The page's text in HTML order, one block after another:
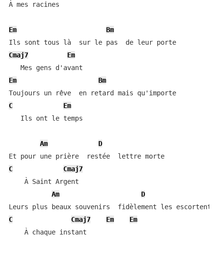
À mes racines
Em
Bm
Ils sont tous là  sur le pas  de leur porte
Cmaj7
Em
Em
Bm
Toujours un rêve  en retard mais qu'importe
C
Em
   Ils ont le temps
Am
D
Et pour une prière  restée  lettre morte
C
Cmaj7
    À Saint Argent
Am
D
C
Cmaj7 Em
Em
    À chaque instant